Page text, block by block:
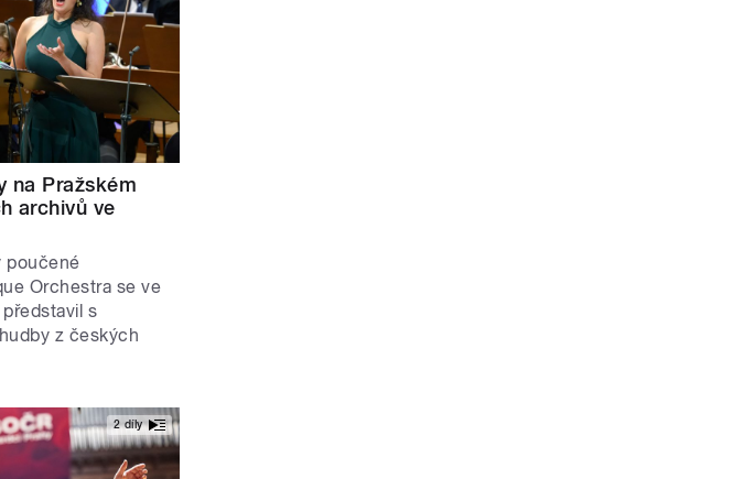
na Pražském
archivů ve
poučené
Orchestra se ve
s
z českých
2 díly